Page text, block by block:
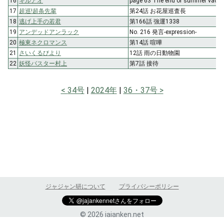
17 超巡!超条先輩
第24話 お花屋巡査長
18 逃げ上手の若君
第166話 強運1338
19 アンデッドアンラック
No. 216 発言-expression-
20 極東ネクロマンス
第14話 喧嘩
21
さいくるびより
12話 雨の日動物園
22 妖怪バスター村上 第7話 接待
34号 2024年 36・37号
ジャジャン研について プライバシーポリシー
© 2026 jajanken.net